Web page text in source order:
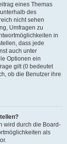
eines Themas
des
nicht sehen
Umfragen zu
in
dass jede
auch unter
Optionen ein
gilt (0 bedeutet
ob die Benutzer ihre
wird durch die Board-
als